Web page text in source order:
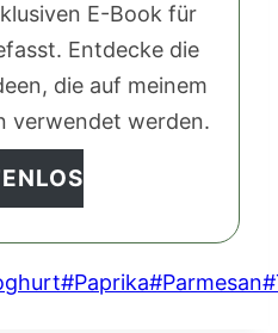
E-Book für
Entdecke die
die auf meinem
verwendet werden.
#Paprika#Parmesan#